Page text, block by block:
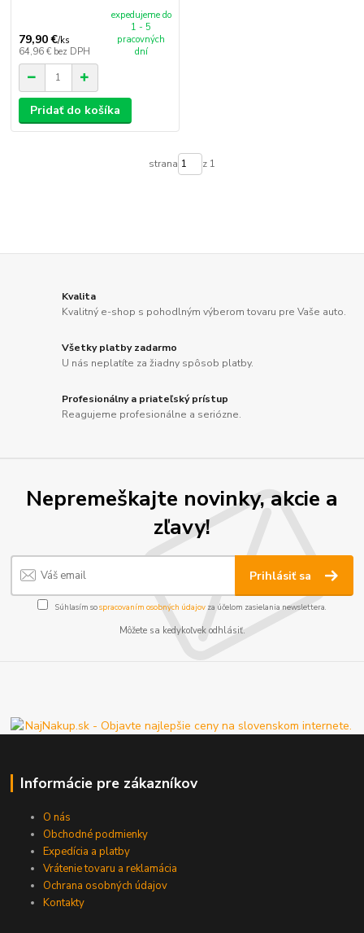
79,90 €/ks
64,96 € bez DPH
expedujeme do
1 - 5
pracovných
dní
Pridať do košíka
strana z 1
Kvalita
Kvalitný e-shop s pohodlným výberom tovaru pre Vaše auto.
Všetky platby zadarmo
U nás neplatíte za žiadny spôsob platby.
Profesionálny a priateľský prístup
Reagujeme profesionálne a seriózne.
Nepremeškajte novinky, akcie a
zľavy!
Prihlásiť sa
Súhlasím sospracovaním osobných údajov za účelom zasielania newslettera.
Môžete sa kedykoľvek odhlásiť.
Informácie pre zákazníkov
O nás
Obchodné podmienky
Expedícia a platby
Vrátenie tovaru a reklamácia
Ochrana osobných údajov
Kontakty